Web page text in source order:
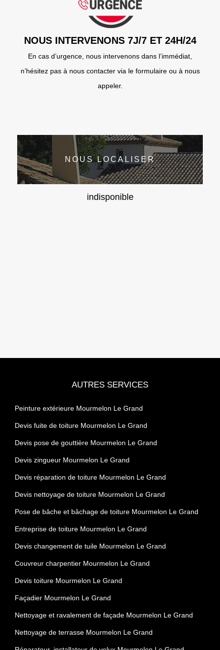
NOUS INTERVENONS 7J/7 ET 24H/24
En cas d’urgence, nous intervenons dans l’immédiat,
n’hésitez pas à nous contacter via le formulaire ou à nous
appeler.
NOUS LOCALISER
indisponible
AUTRES SERVICES
Peinture extérieure Mourmelon Le Grand
Devis fuite de toiture Mourmelon Le Grand
Devis pose de gouttière Mourmelon Le Grand
Devis zingueur Mourmelon Le Grand
Devis réparation de toiture Mourmelon Le Grand
Devis nettoyage de toiture Mourmelon Le Grand
Pose de bâche et bâchage de toiture Mourmelon Le Grand
Entreprise de toiture Mourmelon Le Grand
Devis changement de tuile Mourmelon Le Grand
Couvreur charpentier Mourmelon Le Grand
Devis toiture Mourmelon Le Grand
Façadier Mourmelon Le Grand
Nettoyage et ravalement de façade Mourmelon Le Grand
Nettoyage de terrasse Mourmelon Le Grand